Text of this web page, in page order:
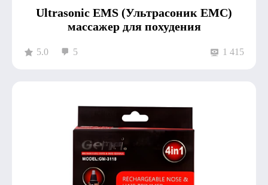
Ultrasonic EMS (Ультрасоник ЕМС)
массажер для похудения
5.0 5 1 415